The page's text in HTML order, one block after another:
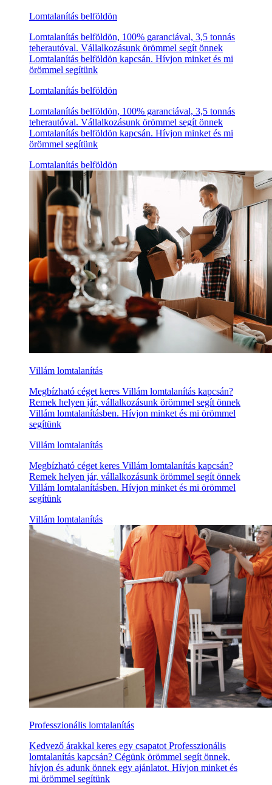
Lomtalanítás belföldön
Lomtalanítás belföldön, 100% garanciával, 3,5 tonnás
teherautóval. Vállalkozásunk örömmel segít önnek
Lomtalanítás belföldön kapcsán. Hívjon minket és mi
örömmel segítünk
Lomtalanítás belföldön
Lomtalanítás belföldön, 100% garanciával, 3,5 tonnás
teherautóval. Vállalkozásunk örömmel segít önnek
Lomtalanítás belföldön kapcsán. Hívjon minket és mi
örömmel segítünk
Lomtalanítás belföldön
Villám lomtalanítás
Megbízható céget keres Villám lomtalanítás kapcsán?
Remek helyen jár, vállalkozásunk örömmel segít önnek
Villám lomtalanításben. Hívjon minket és mi örömmel
segítünk
Villám lomtalanítás
Megbízható céget keres Villám lomtalanítás kapcsán?
Remek helyen jár, vállalkozásunk örömmel segít önnek
Villám lomtalanításben. Hívjon minket és mi örömmel
segítünk
Villám lomtalanítás
Professzionális lomtalanítás
Kedvező árakkal keres egy csapatot Professzionális
lomtalanítás kapcsán? Cégünk örömmel segít önnek,
hívjon és adunk önnek egy ajánlatot. Hívjon minket és
mi örömmel segítünk